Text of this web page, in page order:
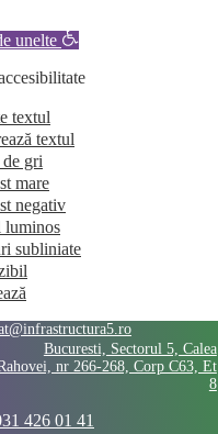
unelte
textul
textul
gri
mare
negativ
luminos
subliniate
Bucuresti, Sectorul 5, Calea
nr 266-268, Corp C63, Et
8
426 01 41